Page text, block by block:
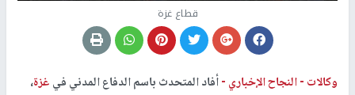
قطاع غزة
وكالات -النجاح الإخباري -أفاد المتحدث باسم الدفاع المدني فيغزة،